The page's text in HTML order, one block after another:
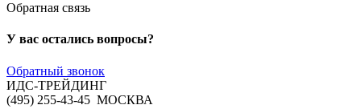
Обратная связь
У вас остались вопросы?
Обратный звонок
ИДС-ТРЕЙДИНГ
(495) 255-43-45 МОСКВА